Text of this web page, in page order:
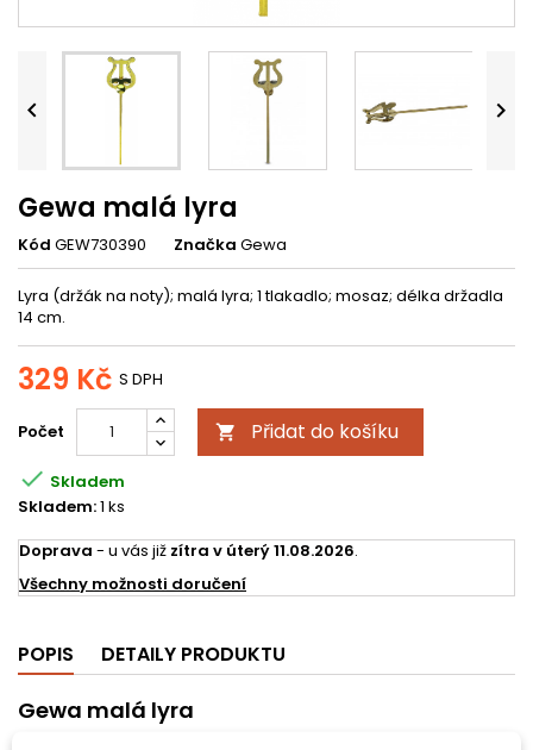
 
Gewa malá lyra
Kód GEW730390 Značka Gewa
Lyra (držák na noty); malá lyra; 1 tlakadlo; mosaz; délka držadla
14 cm.
329 Kč S DPH
Počet  Přidat do košíku
 Skladem
Skladem:1 ks
Doprava - u vás již zítra v úterý 11.08.2026.
Všechny možnosti doručení
POPIS DETAILY PRODUKTU
Gewa malá lyra